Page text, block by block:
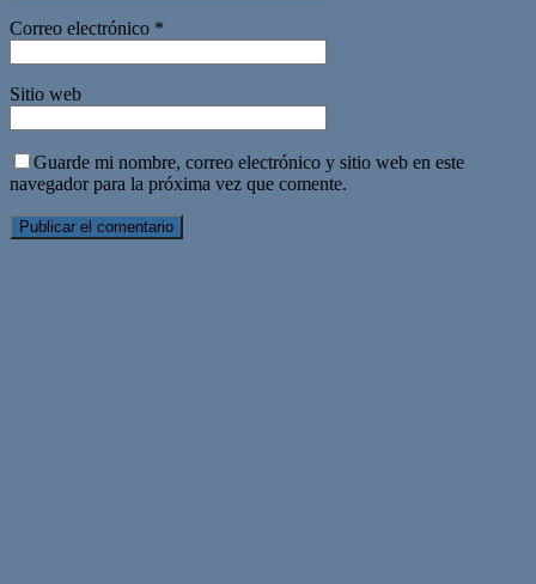
Correo electrónico *
Sitio web
Guarde mi nombre, correo electrónico y sitio web en este
navegador para la próxima vez que comente.